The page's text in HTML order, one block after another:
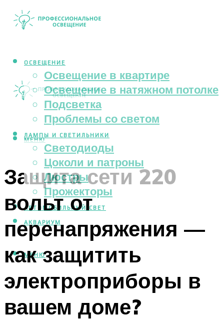
ОСВЕЩЕНИЕ
Освещение в квартире
Освещение в натяжном потолке
Подсветка
Проблемы со светом
ЛАМПЫ И СВЕТИЛЬНИКИ
Светодиоды
Цоколи и патроны
Люстры
Прожекторы
АВТОМОБИЛЬНЫЙ СВЕТ
АКВАРИУМ
МЕНЮ
МЕНЮ
Защита сети 220
вольт от
перенапряжения —
как защитить
электроприборы в
вашем доме?